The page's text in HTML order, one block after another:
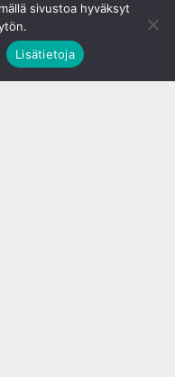
sivustoa hyväksyt
Lisätietoja